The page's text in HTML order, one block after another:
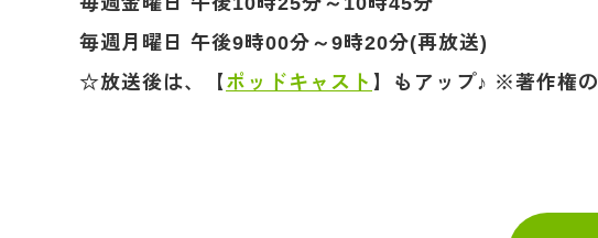
毎週月曜日 午後9時00分～9時20分(再放送)
☆放送後は、【 ポッドキャスト 】もアップ♪ ※著作権